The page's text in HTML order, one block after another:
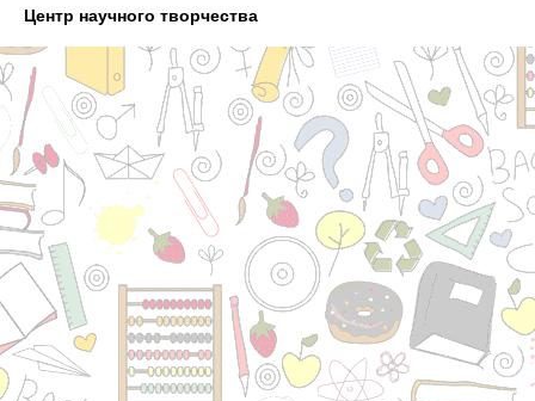
Центр научного творчества